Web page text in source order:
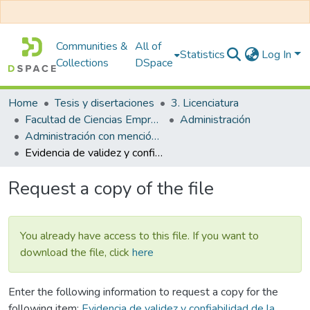
Communities &
Collections
All of
DSpace
Statistics Log In
Home Tesis y disertaciones
3. Licenciatura
Facultad de Ciencias Empresariales
Administración
Administración con mención en Gestión Empresarial
Evidencia de validez y confiabilidad de la escala gestión de ecoinnovación empresarial
Request a copy of the file
You already have access to this file. If you want to
download the file, click here
Enter the following information to request a copy for the